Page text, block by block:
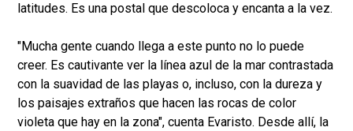
latitudes. Es una postal que descoloca y encanta a la vez.
"Mucha gente cuando llega a este punto no lo puede
creer. Es cautivante ver la línea azul de la mar contrastada
con la suavidad de las playas o, incluso, con la dureza y
los paisajes extraños que hacen las rocas de color
violeta que hay en la zona", cuenta Evaristo. Desde allí, la